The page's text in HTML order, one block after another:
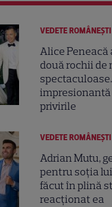
VEDETE ROMÂNEŞTI
Alice
două rochii de
privirile
VEDETE ROMÂNEŞTI
Adrian Mutu,
pentru soția
făcut în plină
reacționat ea